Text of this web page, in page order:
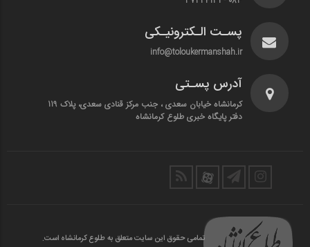
پسـت الـکترونیـکی
info@toloukermanshah.ir
آدرس پسـتی
کرمانشاه خیابان سعدی ، جنب مرکز قنادی سعدی، پلاک 119
دفتر پایگاه خبری طلوع کرمانشاه
تمامی حقوق این سایت متعلق به طلوع کرمانشاه است.